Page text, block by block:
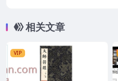
相关文章
VIP